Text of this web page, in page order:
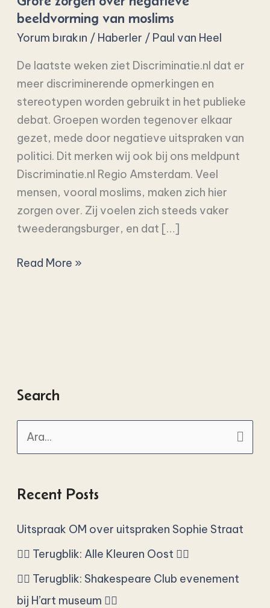
beeldvorming van moslims
Yorum bırakın / Haberler / Paul van Heel
De laatste weken ziet Discriminatie.nl dat er
meer discriminerende opmerkingen en
stereotypen worden gebruikt in het publieke
debat. Groepen worden tegenover elkaar
gezet, mede door negatieve uitspraken van
politici. Dit merken wij ook bij ons meldpunt
Discriminatie.nl Regio Amsterdam. Veel
mensen, vooral moslims, maken zich hier
zorgen over. Zij voelen zich steeds vaker
tweederangsburger, en dat […]
beeldvorming
van
Read More »
Search
ı
n
Recent Posts
Uitspraak OM over uitspraken Sophie Straat
🏳️‍🌈 Terugblik: Alle Kleuren Oost 🏳️‍🌈
🏳️‍🌈 Terugblik: Shakespeare Club evenement
bij H’art museum 🏳️‍🌈